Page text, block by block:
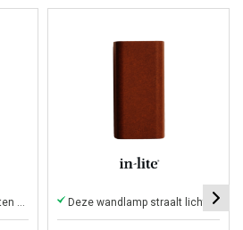
Geschikt voor het verlichten beplanting, een oprit en pad Deze wandlamp straalt licht omhoog en omlaag